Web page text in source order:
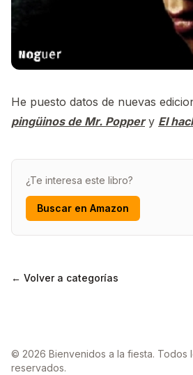
He puesto datos de nuevas
pingüinos de Mr. Poppery El
¿Te interesa este libro?
Buscar en Amazon
← Volver a categorías
© 2026 Bienvenidos a la fiesta. Todos
reservados.